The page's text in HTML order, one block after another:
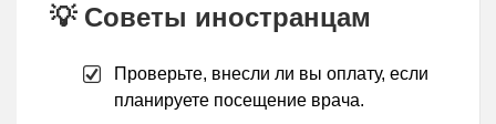
💡 Советы иностранцам
Проверьте, внесли ли вы оплату, если
планируете посещение врача.